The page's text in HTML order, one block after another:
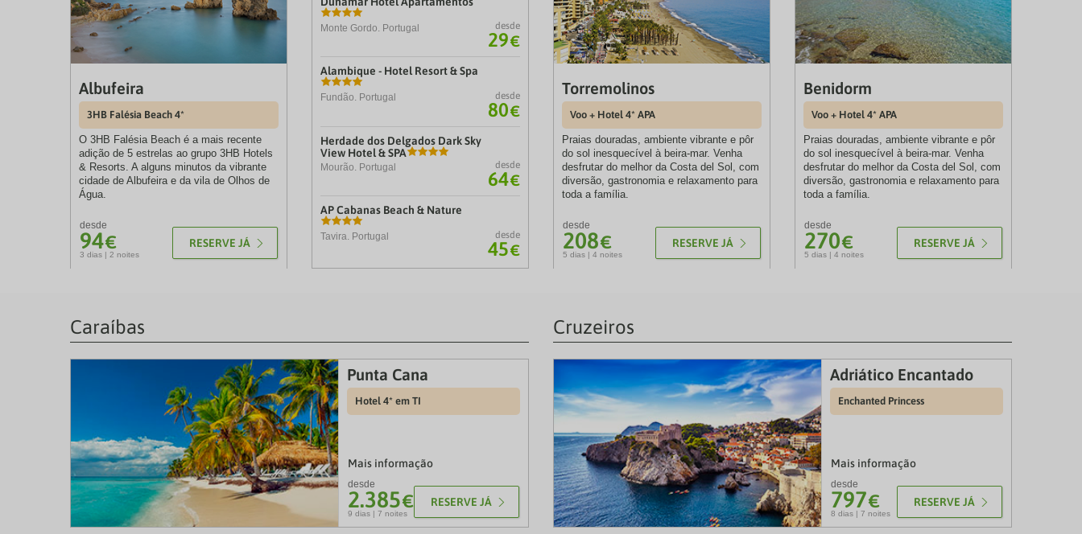
mark
key
the
keyboard
shortcuts
the
Albufeira
3HB Falésia Beach 4*
O 3HB Falésia Beach é a mais recente
adição de 5 estrelas ao grupo 3HB Hotels
& Resorts. A alguns minutos da vibrante
cidade de Albufeira e da vila de Olhos de
Água.
desde
94€
3 dias | 2 noites
RESERVE JÁ
Monte Gordo. Portugal desde
29€
Alambique - Hotel Resort & Spa
Fundão. Portugal desde
80€
Herdade dos Delgados Dark Sky
View Hotel & SPA
Mourão. Portugal desde
64€
AP Cabanas Beach & Nature
Tavira. Portugal desde
45€
Torremolinos
Voo + Hotel 4* APA
Praias douradas, ambiente vibrante e pôr
do sol inesquecível à beira-mar. Venha
desfrutar do melhor da Costa del Sol, com
diversão, gastronomia e relaxamento para
toda a família.
desde
208€
5 dias | 4 noites
RESERVE JÁ
Benidorm
Voo + Hotel 4* APA
Praias douradas, ambiente vibrante e pôr
do sol inesquecível à beira-mar. Venha
desfrutar do melhor da Costa del Sol, com
diversão, gastronomia e relaxamento para
toda a família.
desde
270€
5 dias | 4 noites
RESERVE JÁ
Caraíbas
Punta Cana
Hotel 4* em TI
Mais informação
desde
2.385€
9 dias | 7 noites
RESERVE JÁ
Cruzeiros
Adriático Encantado
Enchanted Princess
Mais informação
desde
797€
8 dias | 7 noites
RESERVE JÁ